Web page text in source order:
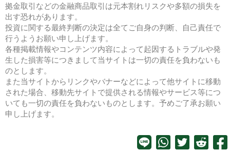
拠金取引などの金融商品取引は元本割れリスクや多額の損失を
出す恐れがあります。
投資に関する最終判断の決定は全てご自身の判断、自己責任で
行うようお願い申し上げます。
各種掲載情報やコンテンツ内容によって起因するトラブルや発
生した損害等につきまして当サイトは一切の責任を負わないも
のとします。
また当サイトからリンクやバナーなどによって他サイトに移動
された場合、移動先サイトで提供される情報やサービス等につ
いても一切の責任を負わないものとします。予めご了承お願い
申し上げます。